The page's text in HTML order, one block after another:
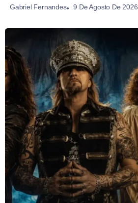
Gabriel Fernandes 9 De Agosto De 2026